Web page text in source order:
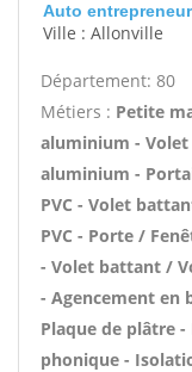
Auto entrepreneur
Ville : Allonville
Département: 80
Métiers : Petite
aluminium -
aluminium -
PVC - Volet
PVC - Porte /
- Volet battant /
- Agencement en
Plaque de plâtre
phonique -